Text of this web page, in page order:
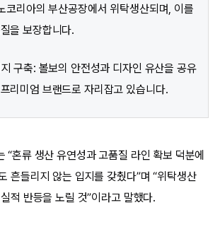
리아의 부산공장에서 위탁생산되며, 이를
을 보장합니다.
구축: 볼보의 안전성과 디자인 유산을 공유
리미엄 브랜드로 자리잡고 있습니다.
“혼류 생산 유연성과 고품질 라인 확보 덕분에
흔들리지 않는 입지를 갖췄다”며 “위탁생산
적 반등을 노릴 것”이라고 말했다.